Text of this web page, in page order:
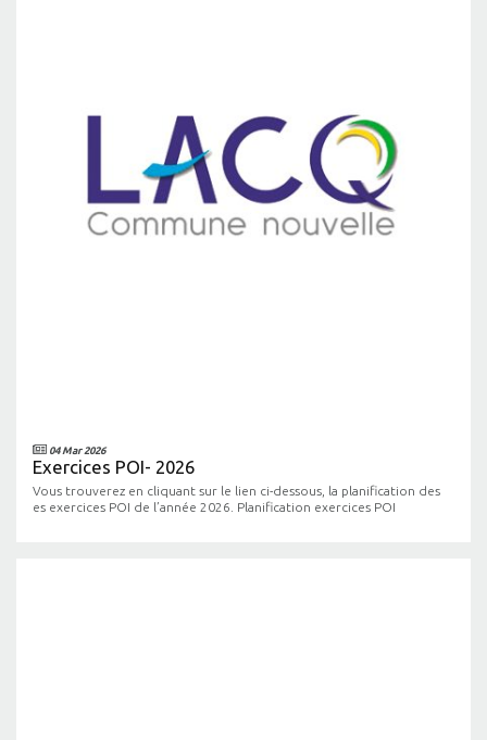
04 Mar 2026
Exercices POI- 2026
Vous trouverez en cliquant sur le lien ci-dessous, la planification des
es exercices POI de l’année 2026. Planification exercices POI